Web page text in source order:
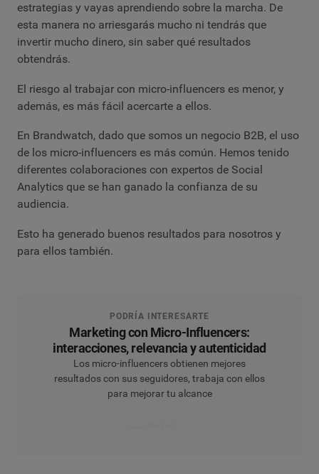
estrategias y vayas aprendiendo sobre la marcha. De
esta manera no arriesgarás mucho ni tendrás que
invertir mucho dinero, sin saber qué resultados
obtendrás.
El riesgo al trabajar con micro-influencers es menor, y
además, es más fácil acercarte a ellos.
En Brandwatch, dado que somos un negocio B2B, el uso
de los micro-influencers es más común. Hemos tenido
diferentes colaboraciones con expertos de Social
Analytics que se han ganado la confianza de su
audiencia.
Esto ha generado buenos resultados para nosotros y
para ellos también.
PODRÍA INTERESARTE
Marketing con Micro-Influencers:
interacciones, relevancia y autenticidad
Los micro-influencers obtienen mejores
resultados con sus seguidores, trabaja con ellos
para mejorar tu alcance